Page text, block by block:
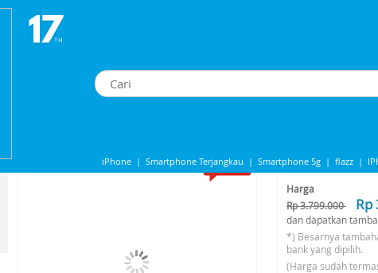
iPhone | Smartphone Terjangkau | Smartphone 5g | flazz |
| Samsung Note
Realme C100 6/128GB - Glory White
-12%* Share to
Harga
Rp 3.799.000
Rp
dan dapatkan
*) Besarnya
bank yang dipilih.
(Harga sudah